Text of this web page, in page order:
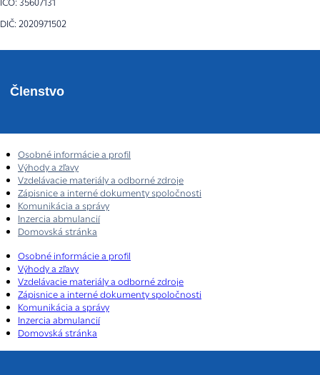
IČO: 35607131
DIČ: 2020971502
Členstvo
Osobné informácie a profil
Výhody a zľavy
Vzdelávacie materiály a odborné zdroje
Zápisnice a interné dokumenty spoločnosti
Komunikácia a správy
Inzercia abmulancií
Domovská stránka
Osobné informácie a profil
Výhody a zľavy
Vzdelávacie materiály a odborné zdroje
Zápisnice a interné dokumenty spoločnosti
Komunikácia a správy
Inzercia abmulancií
Domovská stránka